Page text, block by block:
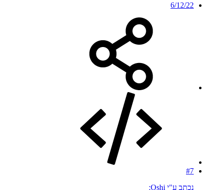
6/12/22
#7
נכתב ע"י Oshi: